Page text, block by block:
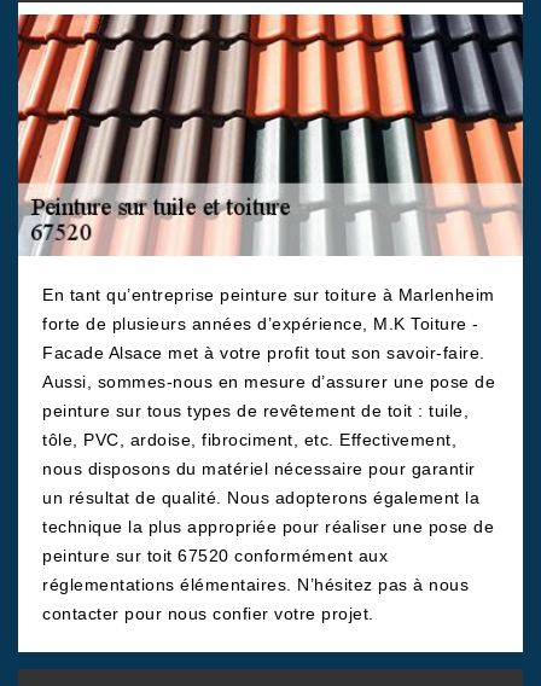
En tant qu’entreprise peinture sur toiture à Marlenheim
forte de plusieurs années d’expérience, M.K Toiture -
Facade Alsace met à votre profit tout son savoir-faire.
Aussi, sommes-nous en mesure d’assurer une pose de
peinture sur tous types de revêtement de toit : tuile,
tôle, PVC, ardoise, fibrociment, etc. Effectivement,
nous disposons du matériel nécessaire pour garantir
un résultat de qualité. Nous adopterons également la
technique la plus appropriée pour réaliser une pose de
peinture sur toit 67520 conformément aux
réglementations élémentaires. N’hésitez pas à nous
contacter pour nous confier votre projet.